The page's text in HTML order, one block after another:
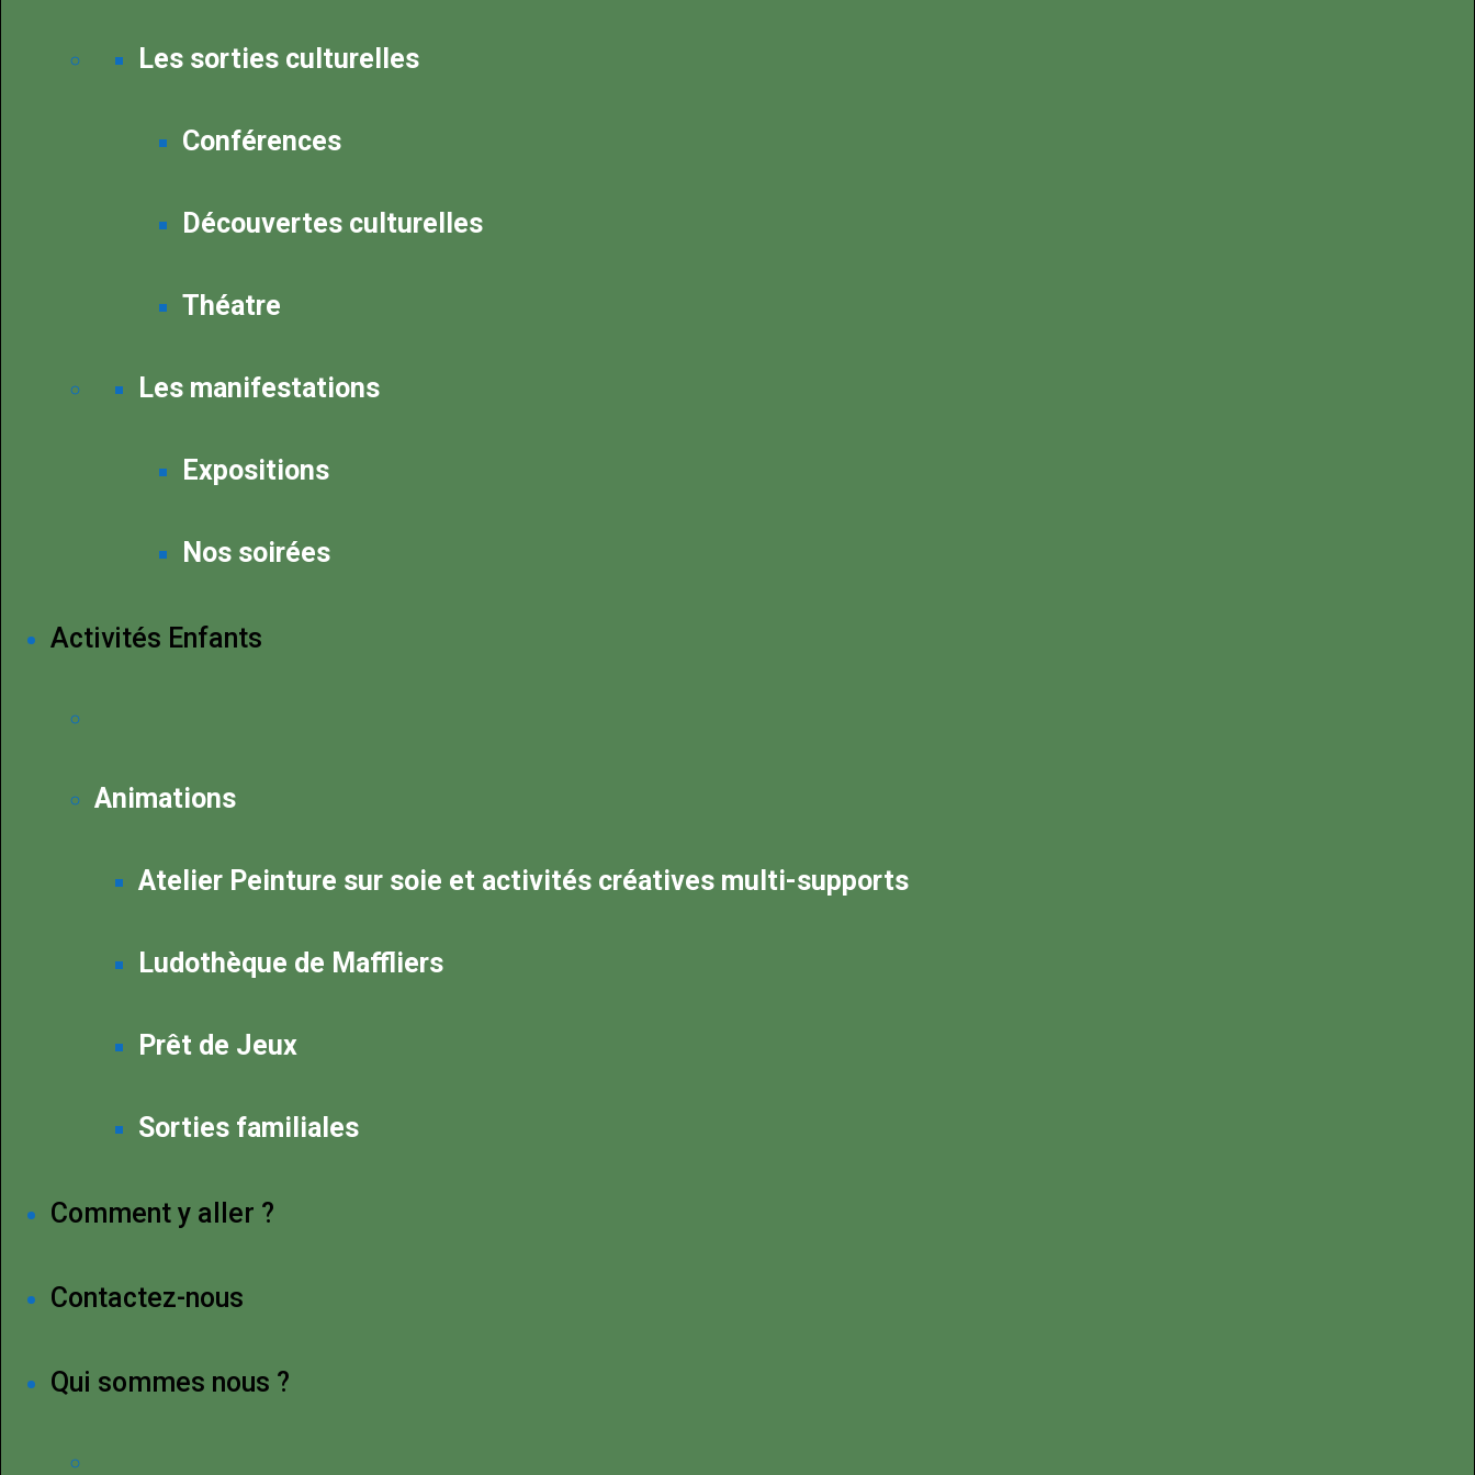
Les sorties culturelles
Conférences
Découvertes culturelles
Théatre
Les manifestations
Expositions
Nos soirées
Activités Enfants
Animations
Atelier Peinture sur soie et activités créatives multi-supports
Ludothèque de Maffliers
Prêt de Jeux
Sorties familiales
Comment y aller ?
Contactez-nous
Qui sommes nous ?